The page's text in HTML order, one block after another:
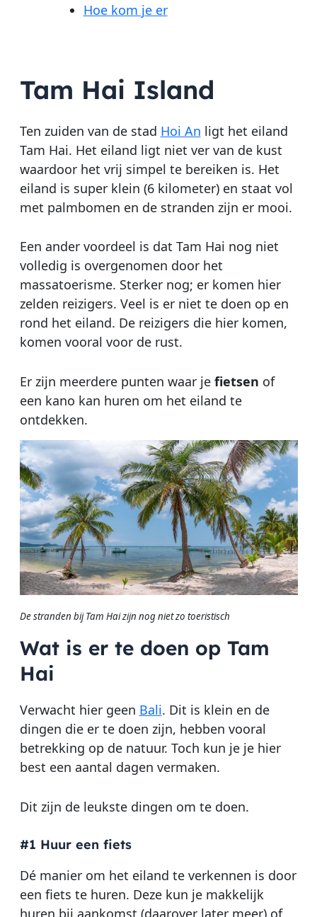
Hoe kom je er
Tam Hai Island
Ten zuiden van de stad Hoi An ligt het eiland
Tam Hai. Het eiland ligt niet ver van de kust
waardoor het vrij simpel te bereiken is. Het
eiland is super klein (6 kilometer) en staat vol
met palmbomen en de stranden zijn er mooi.
Een ander voordeel is dat Tam Hai nog niet
volledig is overgenomen door het
massatoerisme. Sterker nog; er komen hier
zelden reizigers. Veel is er niet te doen op en
rond het eiland. De reizigers die hier komen,
komen vooral voor de rust.
Er zijn meerdere punten waar je fietsen of
een kano kan huren om het eiland te
ontdekken.
De stranden bij Tam Hai zijn nog niet zo toeristisch
Wat is er te doen op Tam
Hai
Verwacht hier geen Bali. Dit is klein en de
dingen die er te doen zijn, hebben vooral
betrekking op de natuur. Toch kun je je hier
best een aantal dagen vermaken.
Dit zijn de leukste dingen om te doen.
#1 Huur een fiets
Dé manier om het eiland te verkennen is door
een fiets te huren. Deze kun je makkelijk
huren bij aankomst (daarover later meer) of